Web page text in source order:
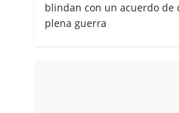
blindan con un acuerdo de
plena guerra